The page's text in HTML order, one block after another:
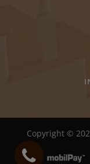
Copyright ©